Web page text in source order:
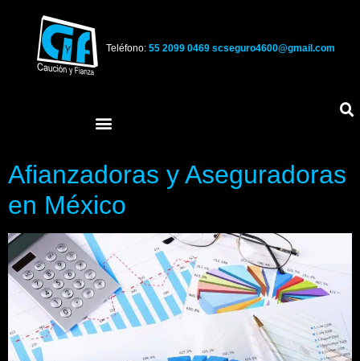
Teléfono: 55 2099 0469 scseguro4600@gmail.com
Afianzadoras y Aseguradoras
en México